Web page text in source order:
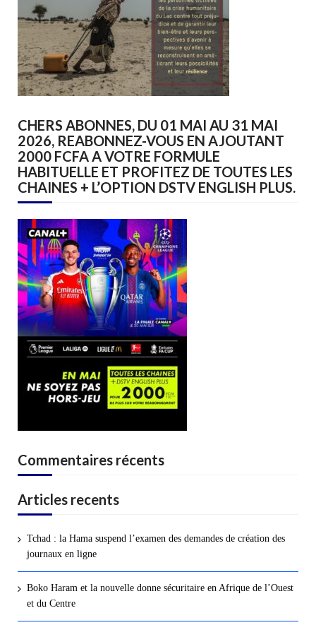
CHERS ABONNES, DU 01 MAI AU 31 MAI
2026, REABONNEZ-VOUS EN AJOUTANT
2000 FCFA A VOTRE FORMULE
HABITUELLE ET PROFITEZ DE TOUTES LES
CHAINES + L’OPTION DSTV ENGLISH PLUS.
Commentaires récents
Articles recents
Tchad : la Hama suspend l’examen des demandes de création des
journaux en ligne
Boko Haram et la nouvelle donne sécuritaire en Afrique de l’Ouest
et du Centre